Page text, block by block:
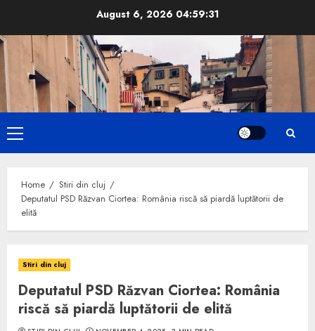
content
August 6, 2026 04:59:33
Primary
Menu
Home
Stiri din cluj
Deputatul PSD Răzvan Ciortea: România riscă să piardă luptătorii de
elită
Stiri din cluj
Deputatul PSD Răzvan Ciortea: România
riscă să piardă luptătorii de elită